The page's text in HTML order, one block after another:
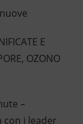
E
OZONO
–
con i leader